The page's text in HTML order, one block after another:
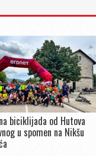
biciklijada od Hutova
u spomen na Nikšu